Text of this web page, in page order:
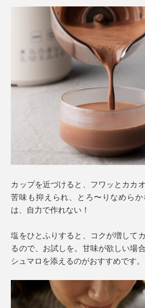
カップを近づけると、フワッとカカ
苦味も抑えられ、とろ〜りなめら
は、自力で作れない！
塩をひとふりすると、コクが増して
るので、お試しを。甘味が欲しい場
シュマロを添えるのがおすすめです。